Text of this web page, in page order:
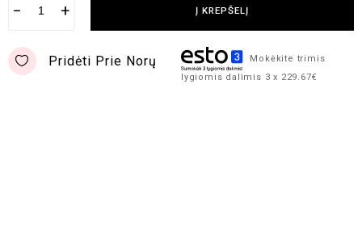
− + Į KREPŠELĮ
Pridėti Prie Norų
Mokėkite trimis
lygiomis dalimis 3 x 229.67€